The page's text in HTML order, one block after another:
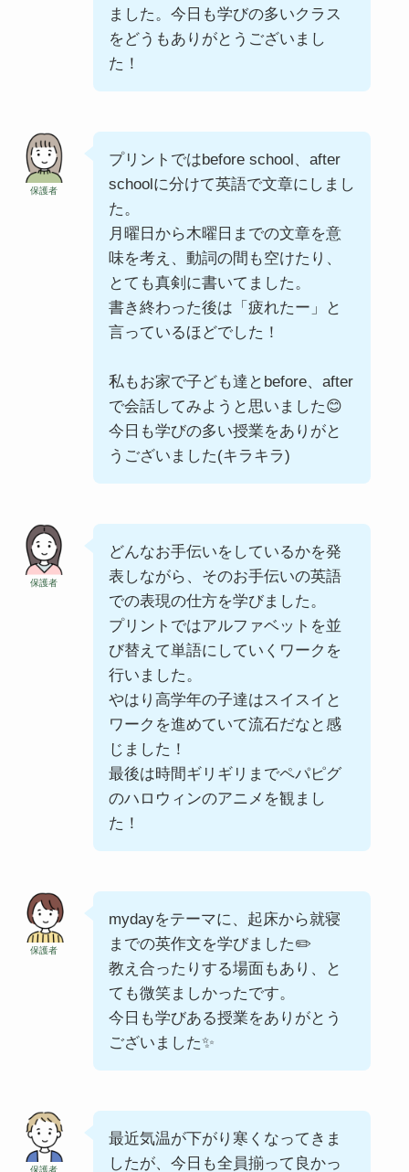
ました。今日も学びの多いクラス
をどうもありがとうございまし
た！
保護者
プリントではbefore school、after
schoolに分けて英語で文章にしまし
た。
月曜日から木曜日までの文章を意
味を考え、動詞の間も空けたり、
とても真剣に書いてました。
書き終わった後は「疲れたー」と
言っているほどでした！
私もお家で子ども達とbefore、after
で会話してみようと思いました😊
今日も学びの多い授業をありがと
うございました(キラキラ)
保護者
どんなお手伝いをしているかを発
表しながら、そのお手伝いの英語
での表現の仕方を学びました。
プリントではアルファベットを並
び替えて単語にしていくワークを
行いました。
やはり高学年の子達はスイスイと
ワークを進めていて流石だなと感
じました！
最後は時間ギリギリまでペパピグ
のハロウィンのアニメを観まし
た！
保護者
mydayをテーマに、起床から就寝
までの英作文を学びました✏️
教え合ったりする場面もあり、と
ても微笑ましかったです。
今日も学びある授業をありがとう
ございました✨
保護者
最近気温が下がり寒くなってきま
したが、今日も全員揃って良かっ